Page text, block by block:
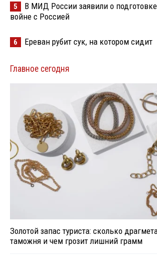
5
В МИД России заявили о
войне с Россией
6 Ереван рубит сук, на котором сидит
Главное сегодня
Золотой запас туриста: сколько
таможня и чем грозит лишний грамм